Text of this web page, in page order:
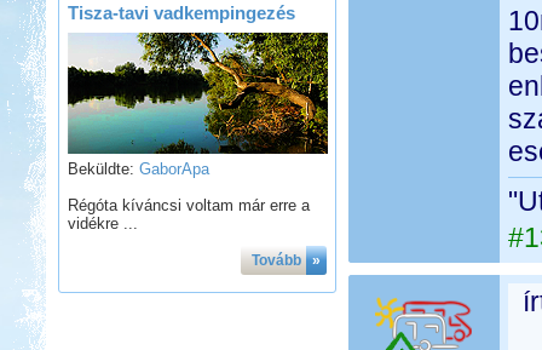
Tisza-tavi vadkempingezés
Beküldte: GaborApa
Régóta kíváncsi voltam már erre a
vidékre ...
Tovább »